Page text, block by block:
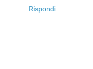
Rispondi